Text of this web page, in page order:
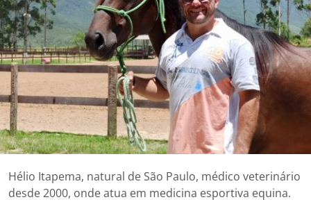
Hélio Itapema, natural de São Paulo, médico veterinário
desde 2000, onde atua em medicina esportiva equina.